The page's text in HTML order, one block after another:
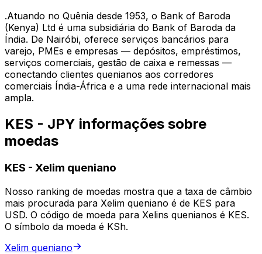
.Atuando no Quênia desde 1953, o Bank of Baroda
(Kenya) Ltd é uma subsidiária do Bank of Baroda da
Índia. De Nairóbi, oferece serviços bancários para
varejo, PMEs e empresas — depósitos, empréstimos,
serviços comerciais, gestão de caixa e remessas —
conectando clientes quenianos aos corredores
comerciais Índia-África e a uma rede internacional mais
ampla.
KES - JPY informações sobre
moedas
KES - Xelim queniano
Nosso ranking de moedas mostra que a taxa de câmbio
mais procurada para Xelim queniano é de KES para
USD. O código de moeda para Xelins quenianos é KES.
O símbolo da moeda é KSh.
Xelim queniano